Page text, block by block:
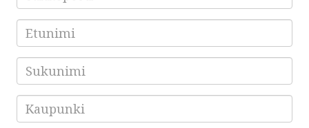
Etunimi
Sukunimi
Kaupunki